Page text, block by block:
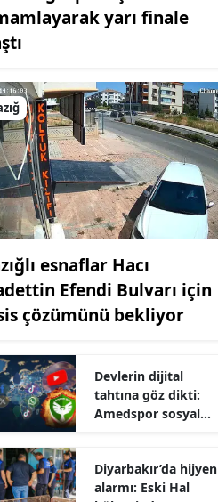
Bilecik
Bitlis
Bolu
Burdur
Bursa
Çanakkale
Çankırı
Çorum
Diyarbakır
Edirne
Erzincan
yarı finale
esnaflar Hacı
Efendi Bulvarı için
çözümünü bekliyor
Devlerin dijital
tahtına göz dikti:
Amedspor sosyal
Diyarbakır’da hijyen
alarmı: Eski Hal